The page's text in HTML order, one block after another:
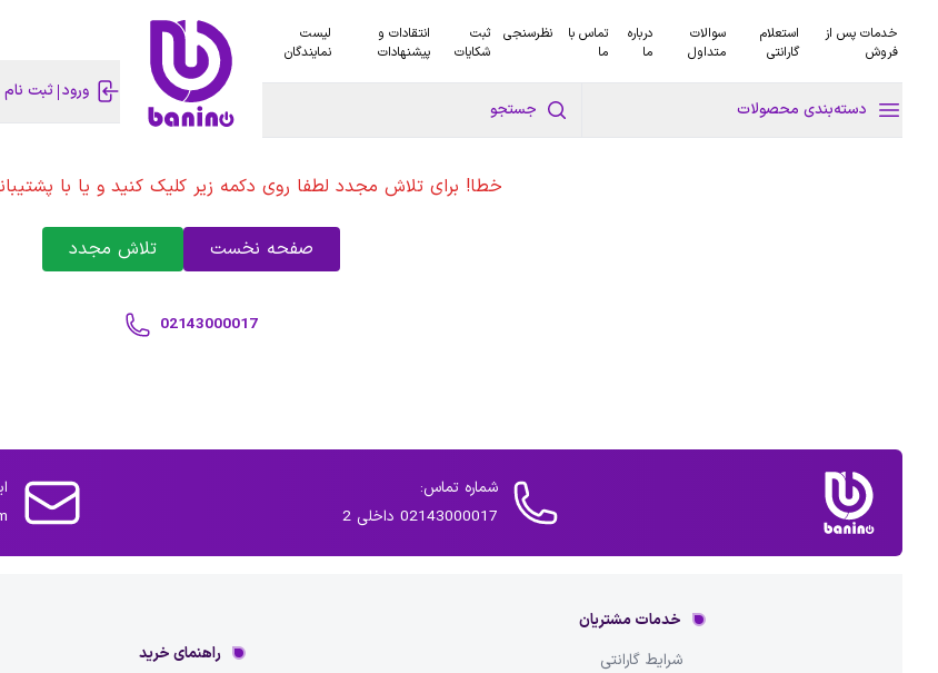
خدمات پس از
فروش
استعلام
گارانتی
سوالات
متداول
درباره
ما
تماس با
ما
نظرسنجی
ثبت
شکایات
انتقادات و
پیشنهادات
لیست
نمایندگان
دسته‌بندی محصولات جستجو
ورود ثبت نام
خطا! برای تلاش مجدد لطفا روی دکمه زیر کلیک کنید و یا با
صفحه نخست تلاش مجدد
02143000017
شماره تماس:
02143000017 داخلی 2
خدمات مشتریان
شرایط گارانتی
راهنمای خرید